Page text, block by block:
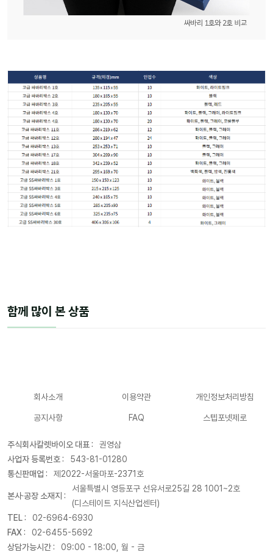
함께 많이 본 상품
회사소개 이용약관 개인정보처리방침
공지사항 FAQ 스텝포넷제로
주식회사칼렛바이오 대표 :
권영삼
사업자 등록번호 :
543-81-01280
통신판매업 :
제2022-서울마포-2371호
본사·공장 소재지 :
서울특별시 영등포구 선유서로25길 28 1001~2호
(디스테이트 지식산업센터)
TEL :
02-6964-6930
FAX :
02-6455-5692
상담가능시간 :
09:00 - 18:00, 월 - 금